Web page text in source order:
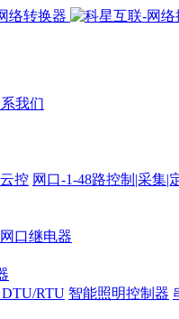
我们
控 网口-1-48路控制|采集|
网口继电器
DTU/RTU 智能照明控制器